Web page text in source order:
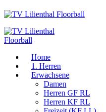
Home
1. Herren
Erwachsene
Damen
Herren GF RL
Herren KF RL